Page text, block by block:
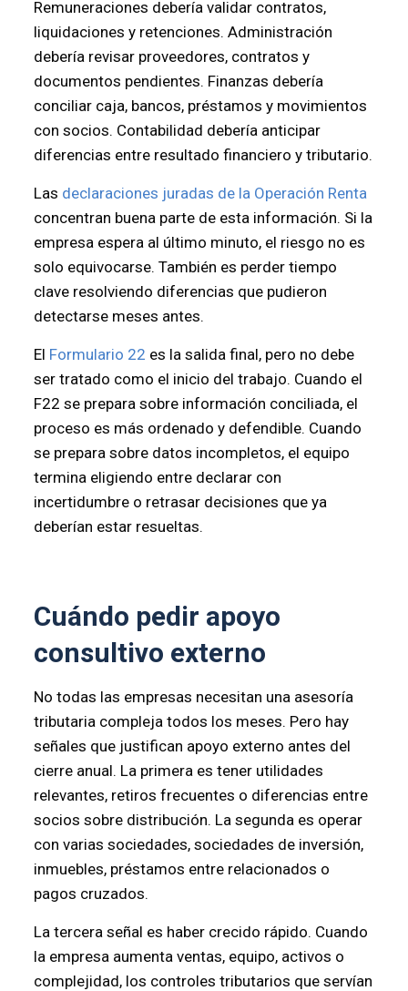
Remuneraciones debería validar contratos,
liquidaciones y retenciones. Administración
debería revisar proveedores, contratos y
documentos pendientes. Finanzas debería
conciliar caja, bancos, préstamos y movimientos
con socios. Contabilidad debería anticipar
diferencias entre resultado financiero y tributario.
Las declaraciones juradas de la Operación Renta
concentran buena parte de esta información. Si la
empresa espera al último minuto, el riesgo no es
solo equivocarse. También es perder tiempo
clave resolviendo diferencias que pudieron
detectarse meses antes.
El Formulario 22 es la salida final, pero no debe
ser tratado como el inicio del trabajo. Cuando el
F22 se prepara sobre información conciliada, el
proceso es más ordenado y defendible. Cuando
se prepara sobre datos incompletos, el equipo
termina eligiendo entre declarar con
incertidumbre o retrasar decisiones que ya
deberían estar resueltas.
Cuándo pedir apoyo
consultivo externo
No todas las empresas necesitan una asesoría
tributaria compleja todos los meses. Pero hay
señales que justifican apoyo externo antes del
cierre anual. La primera es tener utilidades
relevantes, retiros frecuentes o diferencias entre
socios sobre distribución. La segunda es operar
con varias sociedades, sociedades de inversión,
inmuebles, préstamos entre relacionados o
pagos cruzados.
La tercera señal es haber crecido rápido. Cuando
la empresa aumenta ventas, equipo, activos o
complejidad, los controles tributarios que servían